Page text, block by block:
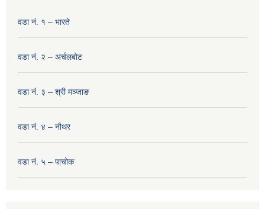
वडा नं. १ – भारते
वडा नं. २ – अर्चलबोट
वडा नं. ३ – श्री मञ्‍जाङ
वडा नं. ४ – नौथर
वडा नं. ५ – पाचोक